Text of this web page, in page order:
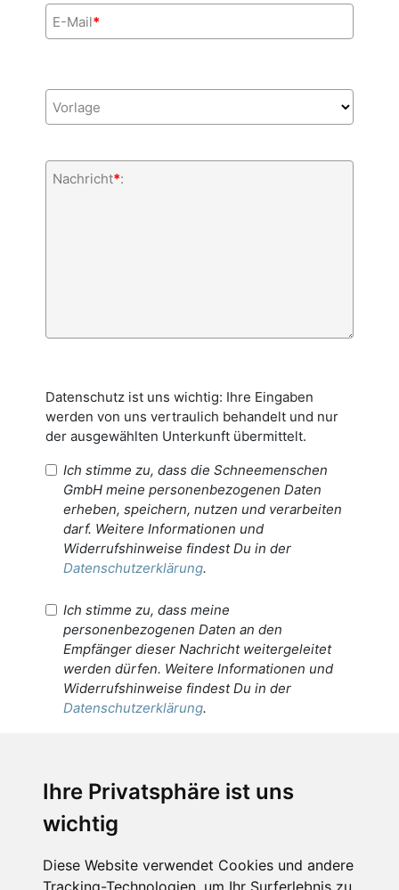
Ihre Privatsphäre ist uns
wichtig
Diese Website verwendet Cookies und andere
Tracking-Technologien, um Ihr Surferlebnis zu
E-Mail*
Vorlage
Nachricht*:
Datenschutz ist uns wichtig: Ihre Eingaben
werden von uns vertraulich behandelt und nur
der ausgewählten Unterkunft übermittelt.
Ich stimme zu, dass die Schneemenschen
GmbH meine personenbezogenen Daten
erheben, speichern, nutzen und verarbeiten
darf. Weitere Informationen und
Widerrufshinweise findest Du in der
Datenschutzerklärung.
Ich stimme zu, dass meine
personenbezogenen Daten an den
Empfänger dieser Nachricht weitergeleitet
werden dürfen. Weitere Informationen und
Widerrufshinweise findest Du in der
Datenschutzerklärung.
Anfrage abschicken
Diese Seite ist durch reCAPTCHA geschützt und es
Nutzungsbedingungen.